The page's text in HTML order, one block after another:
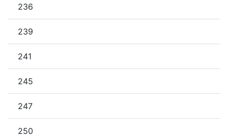
236
239
241
245
247
250